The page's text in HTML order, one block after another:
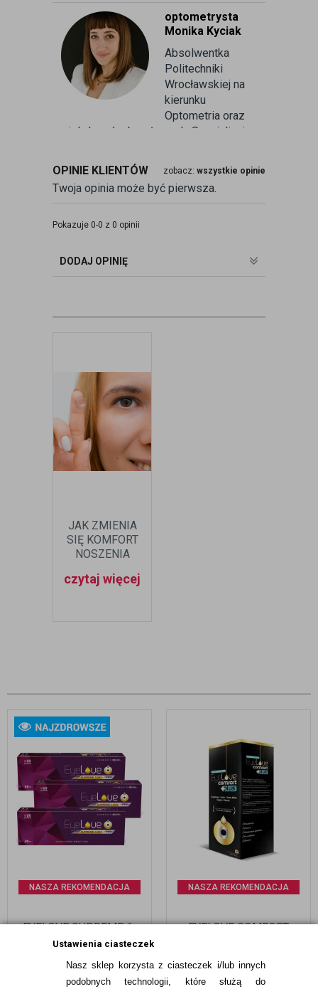
Ustawienia ciasteczek
Nasz sklep korzysta z ciasteczek i/lub innych
podobnych technologii, które służą do
optometrysta
Monika Kyciak
Absolwentka
Politechniki
Wrocławskiej na
kierunku
Optometria oraz
wielu kursów branżowych. Specjalizuje
kontaktologii, czyli dobieraniu
soczewek kontaktowych miękkich. Od
ponad 10 lat pracuje w branży
optometrysta pracujący w gabinecie.
badania wad refrakcji, dobierając
OPINIE KLIENTÓW zobacz: wszystkie opinie
Twoja opinia może być pierwsza.
Pokazuje 0-0 z 0 opinii
DODAJ OPINIĘ
JAK ZMIENIA
SIĘ KOMFORT
NOSZENIA
RÓŻNYCH
czytaj więcej
NASZA REKOMENDACJA
EYELOVE SUPREME 1-
DAY PRO 90 SZTUK
269,97pln
NASZA REKOMENDACJA
EYELOVE COMFORT
36,99 pln